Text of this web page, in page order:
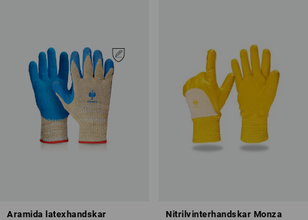
Aramida latexhandskar
Nitrilvinterhandskar Monza